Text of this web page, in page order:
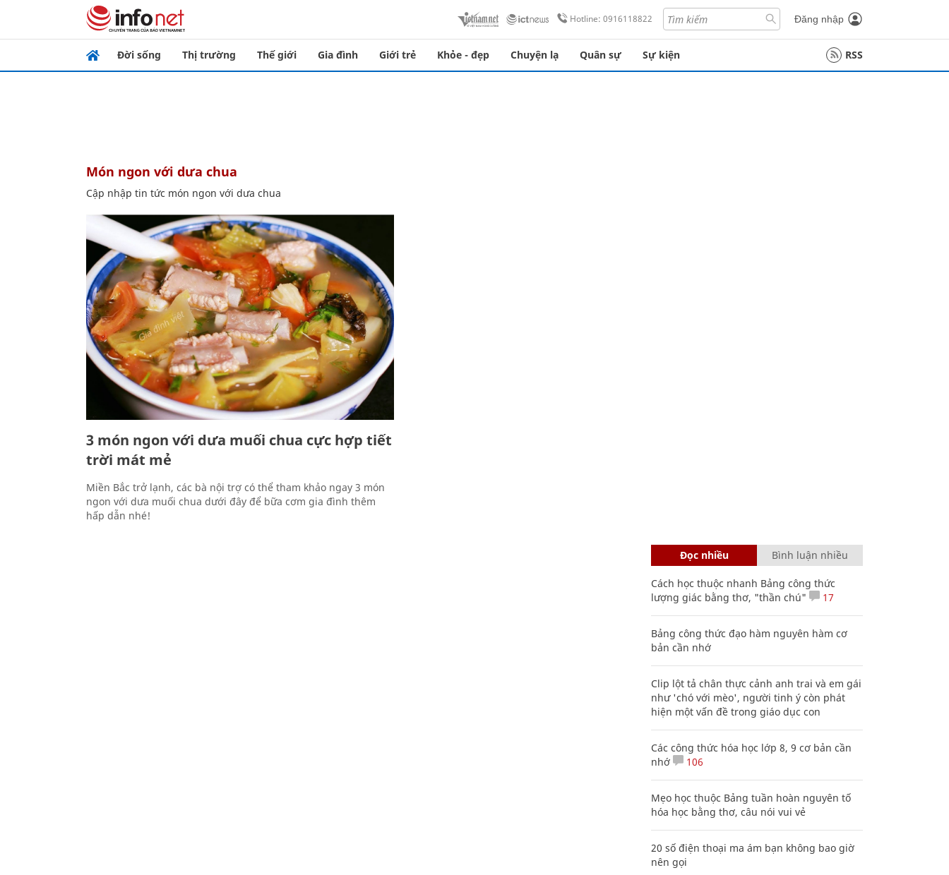
Hotline: 0916118822 Đăng nhập
Đời sống Thị trường Thế giới Gia đình Giới trẻ Khỏe - đẹp Chuyện lạ Quân sự Sự kiện RSS
món ngon với dưa chua
Cập nhập tin tức món ngon với dưa chua
3 món ngon với dưa muối chua cực hợp tiết
trời mát mẻ
Miền Bắc trở lạnh, các bà nội trợ có thể tham khảo ngay 3 món
ngon với dưa muối chua dưới đây để bữa cơm gia đình thêm
hấp dẫn nhé!
Đọc nhiều Bình luận nhiều
Cách học thuộc nhanh Bảng công thức
lượng giác bằng thơ, "thần chú"
17
Bảng công thức đạo hàm nguyên hàm cơ
bản cần nhớ
Clip lột tả chân thực cảnh anh trai và em gái
như 'chó với mèo', người tinh ý còn phát
hiện một vấn đề trong giáo dục con
Các công thức hóa học lớp 8, 9 cơ bản cần
nhớ
106
Mẹo học thuộc Bảng tuần hoàn nguyên tố
hóa học bằng thơ, câu nói vui vẻ
20 số điện thoại ma ám bạn không bao giờ
nên gọi